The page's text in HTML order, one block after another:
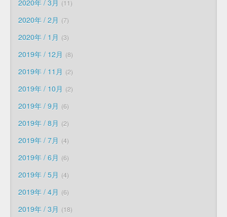
2020年 / 3月 11
2020年 / 2月 7
2020年 / 1月 3
2019年 / 12月 8
2019年 / 11月 2
2019年 / 10月 2
2019年 / 9月 6
2019年 / 8月 2
2019年 / 7月 4
2019年 / 6月 6
2019年 / 5月 4
2019年 / 4月 6
2019年 / 3月 18